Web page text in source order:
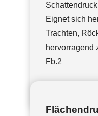
Eignet sich
Trachten,
hervorragend
Fb.2